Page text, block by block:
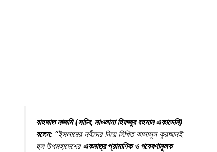
বাহজাত নাজমি (সচিব, মাওলানা হিফজুর রহমান একাডেমি)
বলেন: “ইসলামের নবীদের নিয়ে লিখিত কাসাসুল কুরআনই
হল উপমহাদেশেরএকমাত্র প্রামাণিক ও গবেষণামূলক